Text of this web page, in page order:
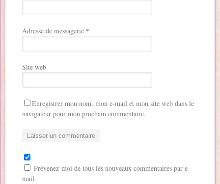
Adresse de messagerie *
Site web
Enregistrer mon nom, mon e-mail et mon site web dans le
navigateur pour mon prochain commentaire.
Prévenez-moi de tous les nouveaux commentaires par e-
mail.